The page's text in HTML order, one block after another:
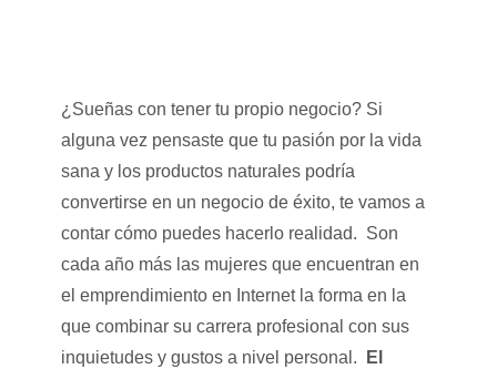
¿Sueñas con tener tu propio negocio? Si
alguna vez pensaste que tu pasión por la vida
sana y los productos naturales podría
convertirse en un negocio de éxito, te vamos a
contar cómo puedes hacerlo realidad. Son
cada año más las mujeres que encuentran en
el emprendimiento en Internet la forma en la
que combinar su carrera profesional con sus
inquietudes y gustos a nivel personal.
El